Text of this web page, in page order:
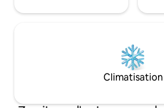
Climatisation